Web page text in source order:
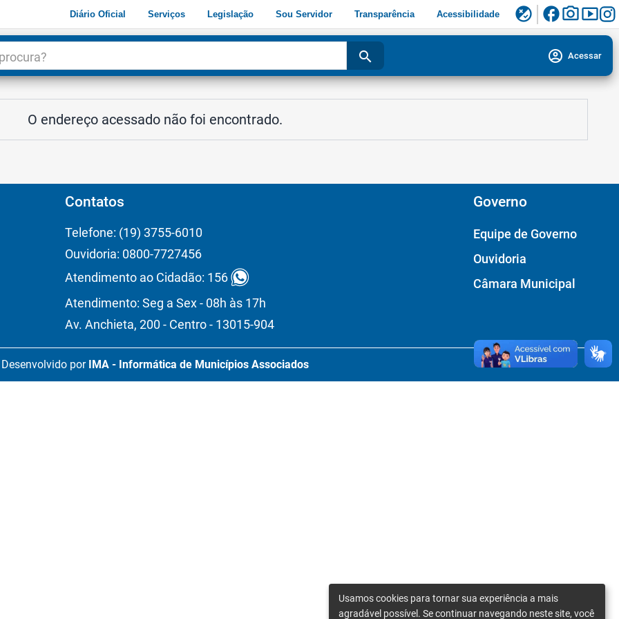
Diário Oficial Serviços Legislação Sou Servidor Transparência Acessibilidade flaky facebookphoto_camerasmart_display
search account_circle Acessar
O endereço acessado não foi encontrado.
Contatos
Telefone: (19) 3755-6010
Ouvidoria: 0800-7727456
Atendimento ao Cidadão: 156
Atendimento: Seg a Sex - 08h às 17h
Av. Anchieta, 200 - Centro - 13015-904
Governo
Equipe de Governo
Ouvidoria
Câmara Municipal
Desenvolvido por IMA - Informática de Municípios Associados
Usamos cookies para tornar sua experiência a mais
agradável possível. Se continuar navegando neste site, você